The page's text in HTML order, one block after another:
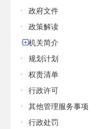
政府文件
政策解读
机关简介
规划计划
权责清单
行政许可
其他管理服务事项
行政处罚